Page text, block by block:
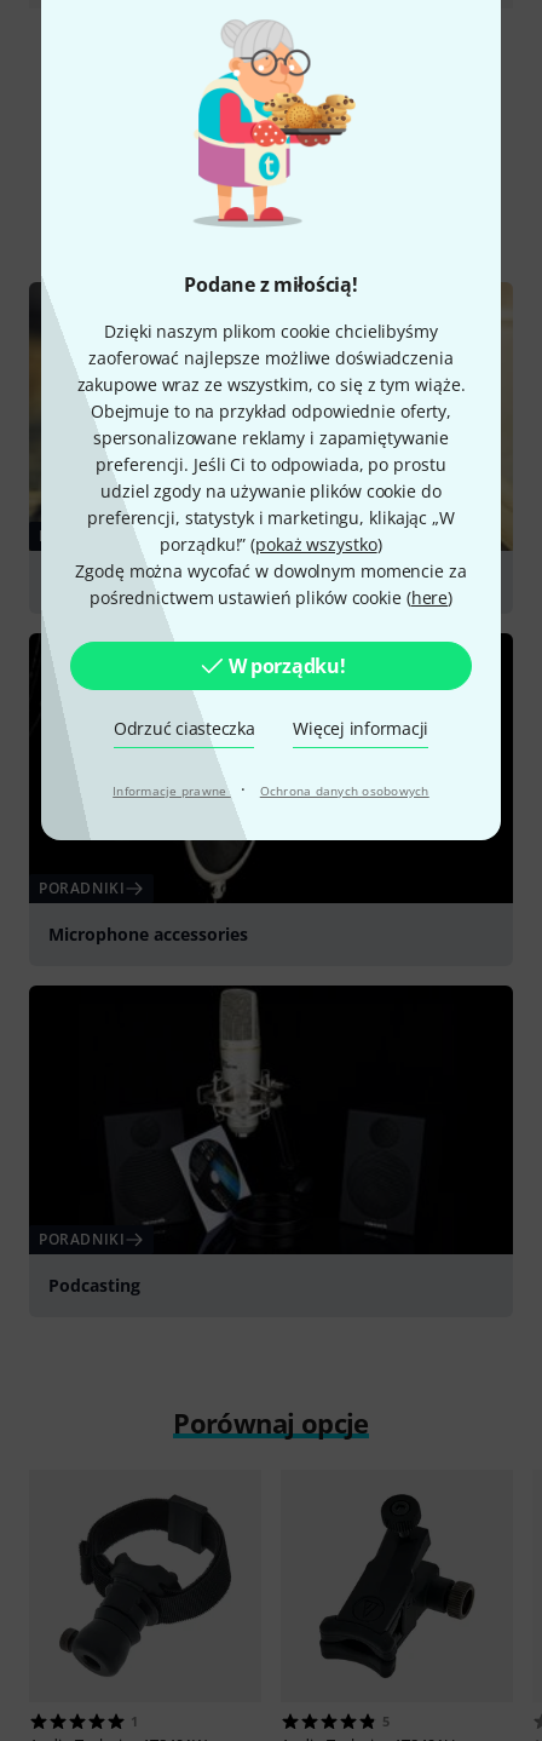
Podane z miłością!
Dzięki naszym plikom cookie chcielibyśmy
zaoferować najlepsze możliwe doświadczenia
zakupowe wraz ze wszystkim, co się z tym wiąże.
Obejmuje to na przykład odpowiednie oferty,
spersonalizowane reklamy i zapamiętywanie
preferencji. Jeśli Ci to odpowiada, po prostu
udziel zgody na używanie plików cookie do
preferencji, statystyk i marketingu, klikając „W
porządku!” (pokaż wszystko)
Zgodę można wycofać w dowolnym momencie za
pośrednictwem ustawień plików cookie (here)
W porządku!
Odrzuć ciasteczka Więcej informacji
Informacje prawne · Ochrona danych osobowych
Wszystkie oceny
Czy wiesz że?
Wszystko Poradniki
PORADNIKI
Drum Mics
PORADNIKI
Microphone accessories
PORADNIKI
Podcasting
Porównaj opcje
1 5